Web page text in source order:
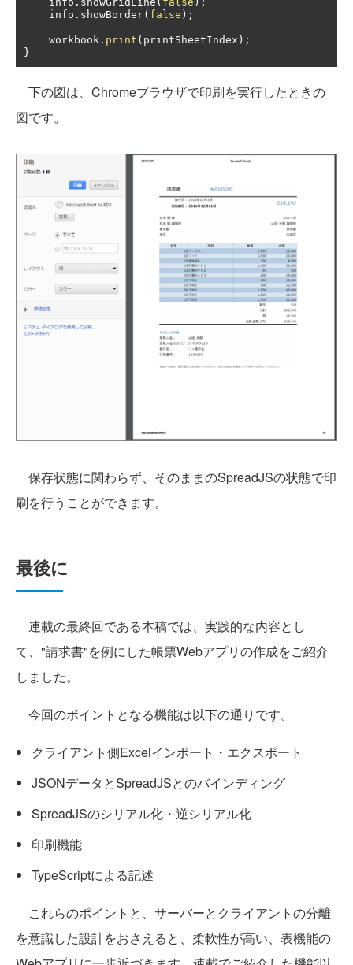
    info
. showBorder( false );
    workbook
. print ( printSheetIndex );
}
下の図は、Chromeブラウザで印刷を実行したときの
図です。
保存状態に関わらず、そのままのSpreadJSの状態で印
刷を行うことができます。
最後に
連載の最終回である本稿では、実践的な内容とし
て、"請求書"を例にした帳票Webアプリの作成をご紹介
しました。
今回のポイントとなる機能は以下の通りです。
クライアント側Excelインポート・エクスポート
JSONデータとSpreadJSとのバインディング
SpreadJSのシリアル化・逆シリアル化
印刷機能
TypeScriptによる記述
これらのポイントと、サーバーとクライアントの分離
を意識した設計をおさえると、柔軟性が高い、表機能の